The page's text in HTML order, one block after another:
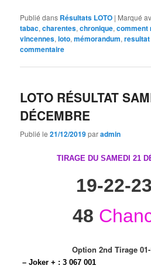
Publié dans Résultats LOTO | Marqué
tabac,charentes,chronique,comment
vincennes,loto,mémorandum,
commentaire
LOTO RÉSULTAT
DÉCEMBRE
Publié le21/12/2019paradmin
TIRAGE DU SAMEDI 21
19-22-
48
Option 2nd Tirage 01-
– Joker + : 3 067 001